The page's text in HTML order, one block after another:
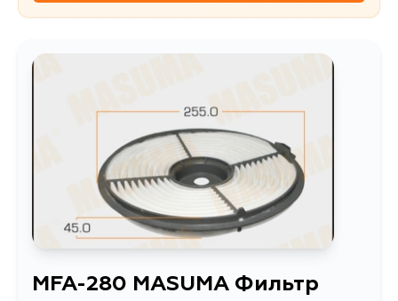
MFA-280 MASUMA Фильтр